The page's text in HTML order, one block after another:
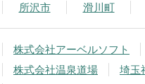
所沢市
滑川町
株式会社アーベルソフト
株式会社温泉道場
埼玉